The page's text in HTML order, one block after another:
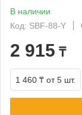
В наличии
Код: SBF-88-Y
2 915 ₸
1 460 ₸ от 5 шт.